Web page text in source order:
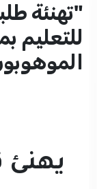
"تهنئة
للتعليم
يهنئ